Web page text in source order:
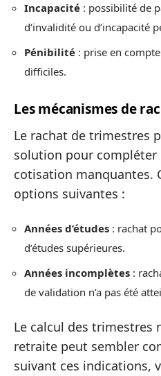
Incapacité : possibilité de
d’invalidité ou d’incapacité
Pénibilité : prise en
difficiles.
Les mécanismes de
Le rachat de trimestres
solution pour compléter
cotisation manquantes.
options suivantes :
Années d’études : rachat
d’études supérieures.
Années incomplètes :
de validation n’a pas été
Le calcul des trimestres
retraite peut sembler
suivant ces indications,